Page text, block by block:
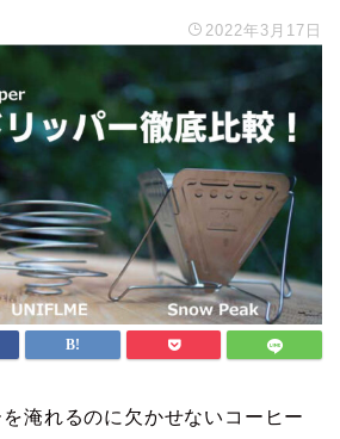
2022年3月17日
淹れるのに欠かせないコーヒー